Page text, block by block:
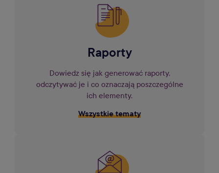
Raporty
Dowiedz się jak generować raporty,
odczytywać je i co oznaczają poszczególne
ich elementy.
Wszystkie tematy